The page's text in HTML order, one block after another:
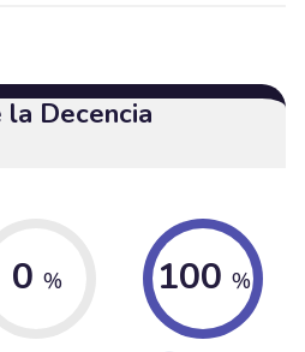
Decencia
0 % 100 %